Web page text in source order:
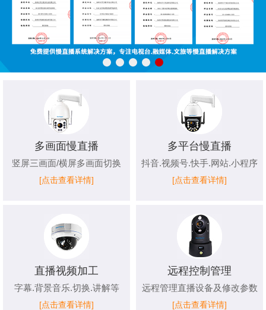
多画面慢直播
竖屏三画面/横屏多画面切换
[点击查看详情]
多平台慢直播
抖音.视频号.快手.网站.小程序
[点击查看详情]
直播视频加工
字幕.背景音乐.切换.讲解等
[点击查看详情]
远程控制管理
远程管理直播设备及修改参数
[点击查看详情]